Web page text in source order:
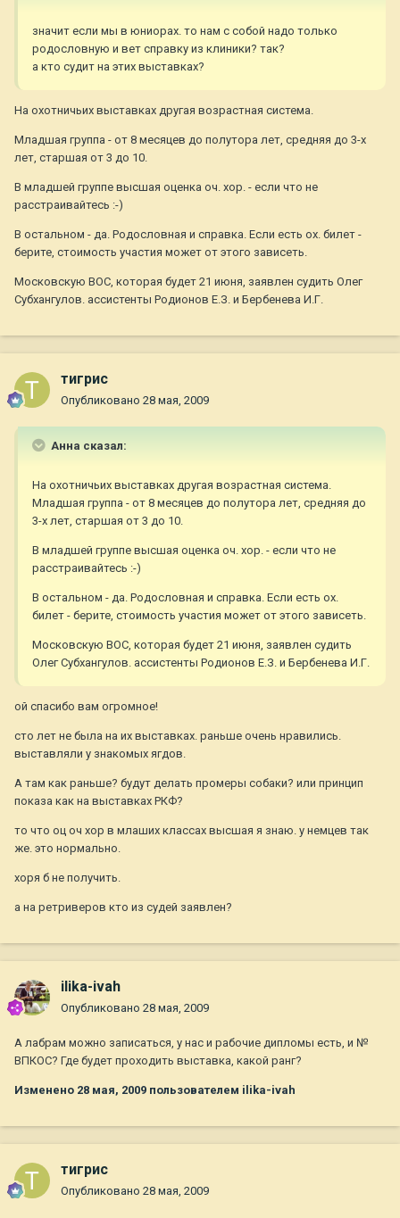
значит если мы в юниорах. то нам с собой надо только
родословную и вет справку из клиники? так?
а кто судит на этих выставках?
На охотничьих выставках другая возрастная система.
Младшая группа - от 8 месяцев до полутора лет, средняя до 3-х
лет, старшая от 3 до 10.
В младшей группе высшая оценка оч. хор. - если что не
расстраивайтесь :-)
В остальном - да. Родословная и справка. Если есть ох. билет -
берите, стоимость участия может от этого зависеть.
Московскую ВОС, которая будет 21 июня, заявлен судить Олег
Субхангулов. ассистенты Родионов Е.З. и Бербенева И.Г.
тигрис
Опубликовано 28 мая, 2009
Анна сказал:
На охотничьих выставках другая возрастная система.
Младшая группа - от 8 месяцев до полутора лет, средняя до
3-х лет, старшая от 3 до 10.
В младшей группе высшая оценка оч. хор. - если что не
расстраивайтесь :-)
В остальном - да. Родословная и справка. Если есть ох.
билет - берите, стоимость участия может от этого зависеть.
Московскую ВОС, которая будет 21 июня, заявлен судить
Олег Субхангулов. ассистенты Родионов Е.З. и Бербенева И.Г.
ой спасибо вам огромное!
сто лет не была на их выставках. раньше очень нравились.
выставляли у знакомых ягдов.
А там как раньше? будут делать промеры собаки? или принцип
показа как на выставках РКФ?
то что оц оч хор в млаших классах высшая я знаю. у немцев так
же. это нормально.
хоря б не получить.
а на ретриверов кто из судей заявлен?
ilika-ivah
Опубликовано 28 мая, 2009
А лабрам можно записаться, у нас и рабочие дипломы есть, и №
ВПКОС? Где будет проходить выставка, какой ранг?
Изменено 28 мая, 2009 пользователем ilika-ivah
тигрис
Опубликовано 28 мая, 2009